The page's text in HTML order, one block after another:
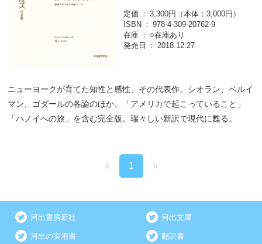
定価
3,300円（本体：3,000円）
ISBN
978-4-309-20762-9
在庫
○在庫あり
発売日
2018.12.27
ニューヨークが育てた知性と感性、その代表作。シオラン、ベルイ
マン、ゴダールの各論のほか、「アメリカで起こっていること」
「ハノイへの旅」を含む完全版。瑞々しい新訳で現代に甦る。
« 1 »
河出書房新社 河出文庫
河出の実用書 翻訳書